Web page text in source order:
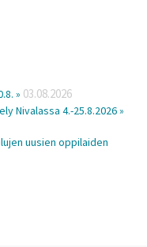
» 03.08.2026
Nivalassa 4.-25.8.2026 »
uusien oppilaiden